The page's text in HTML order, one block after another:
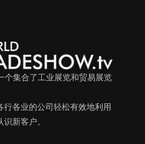
集合了工业展览和贸易展览
行各业的公司轻松有效地利用
新客户。